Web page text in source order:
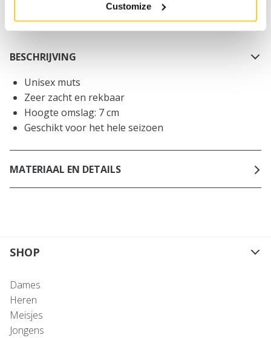
Customize
Binnen 30 dagen retourneren
BESCHRIJVING
Unisex muts
Zeer zacht en rekbaar
Hoogte omslag: 7 cm
Geschikt voor het hele seizoen
MATERIAAL EN DETAILS
SHOP
Dames
Heren
Meisjes
Jongens